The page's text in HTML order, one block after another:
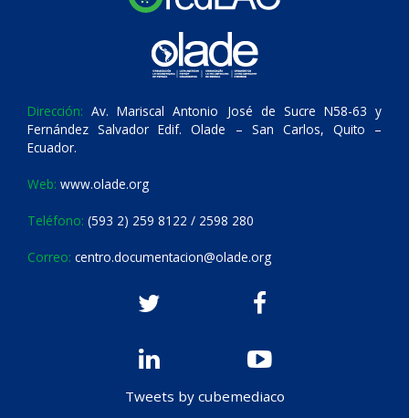
Dirección: Av. Mariscal Antonio José de Sucre N58-63 y
Fernández Salvador Edif. Olade – San Carlos, Quito –
Ecuador.
Web: www.olade.org
Teléfono: (593 2) 259 8122 / 2598 280
Correo: centro.documentacion@olade.org
Tweets by cubemediaco